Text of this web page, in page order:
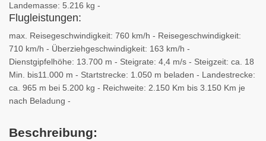
Landemasse: 5.216 kg -
Flugleistungen:
max. Reisegeschwindigkeit: 760 km/h - Reisegeschwindigkeit:
710 km/h - Überziehgeschwindigkeit: 163 km/h -
Dienstgipfelhöhe: 13.700 m - Steigrate: 4,4 m/s - Steigzeit: ca. 18
Min. bis11.000 m - Startstrecke: 1.050 m beladen - Landestrecke:
ca. 965 m bei 5.200 kg - Reichweite: 2.150 Km bis 3.150 Km je
nach Beladung -
Beschreibung: